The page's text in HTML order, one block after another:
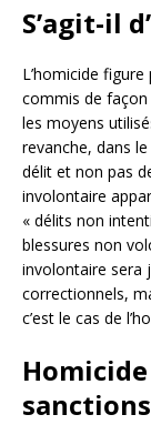
S’agit-il
L’homicide
commis de
les moyens
revanche, dans
délit et non pas
involontaire
« délits non
blessures non
involontaire sera
correctionnels,
c’est le cas de